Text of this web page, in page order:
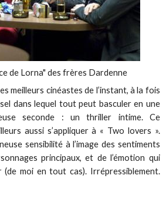
de Lorna" des frères Dardenne
meilleurs cinéastes de l’instant, à la fois
dans lequel tout peut basculer en une
seconde : un thriller intime. Ce
aussi s’appliquer à « Two lovers ».
sensibilité à l’image des sentiments
principaux, et de l’émotion qui
(de moi en tout cas). Irrépressiblement.